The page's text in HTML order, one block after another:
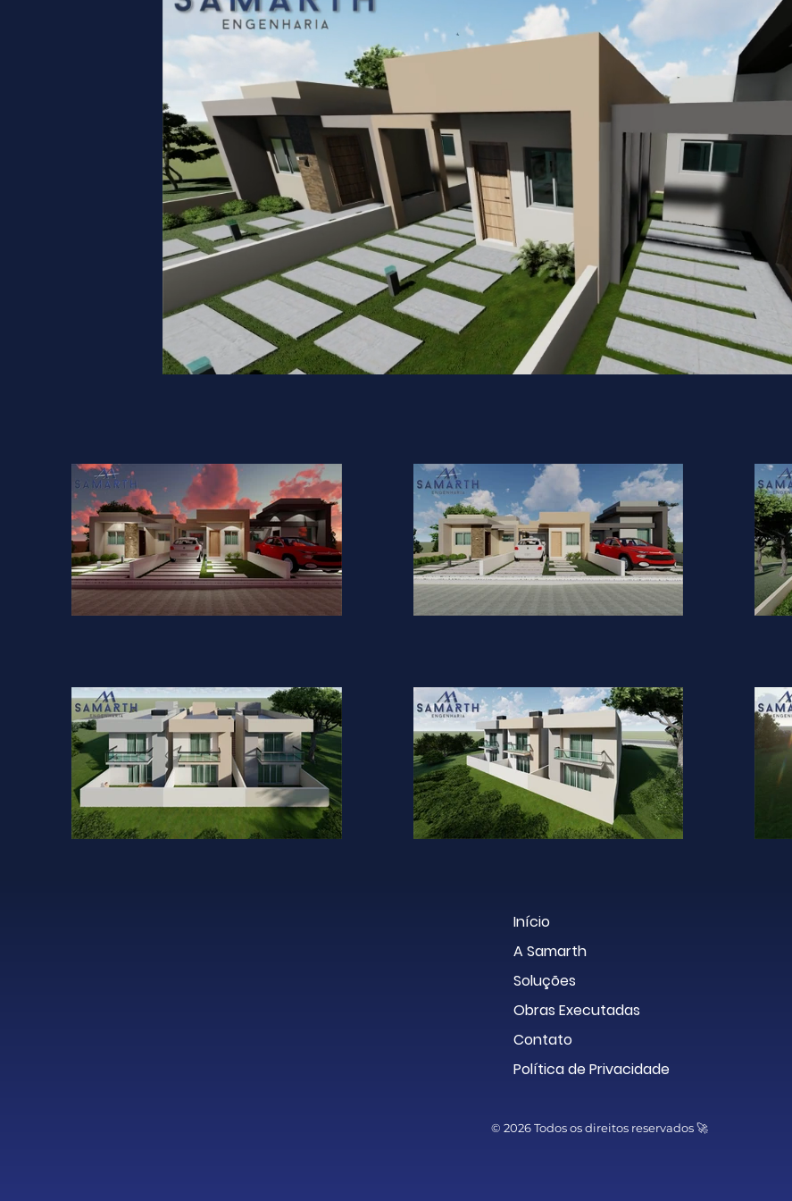
Início
A Samarth
Soluções
Obras Executadas
Contato
Política de Privacidade
© 2026 Todos os direitos reservados 🚀